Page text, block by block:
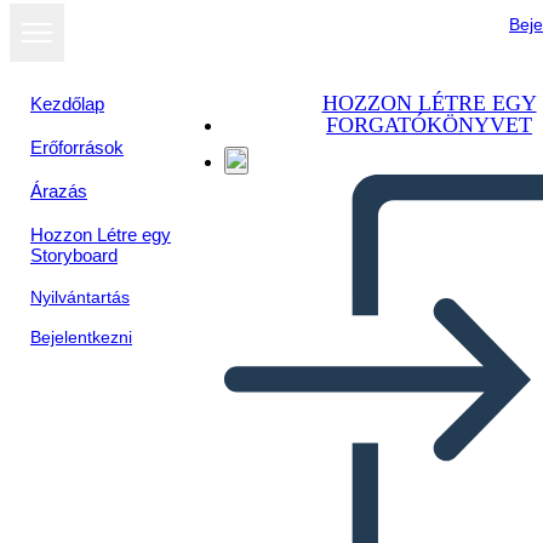
Kezdőlap
Erőforrások
Árazás
Hozzon Létre egy
Storyboard
Nyilvántartás
Bejelentkezni
HOZZON LÉTRE EGY
FORGATÓKÖNYVET